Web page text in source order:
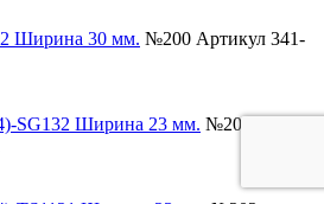
№200 Артикул 341-
№201